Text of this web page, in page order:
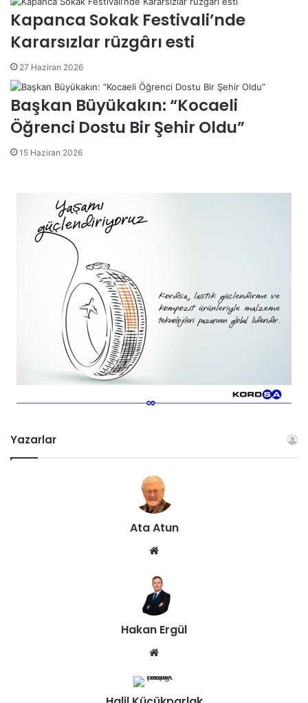
Kapanca Sokak Festivali’nde
Kararsızlar rüzgârı esti
27 Haziran 2026
Başkan Büyükakın: “Kocaeli
Öğrenci Dostu Bir Şehir Oldu”
15 Haziran 2026
Yazarlar
Ata Atun
esi
Hakan Ergül
sit